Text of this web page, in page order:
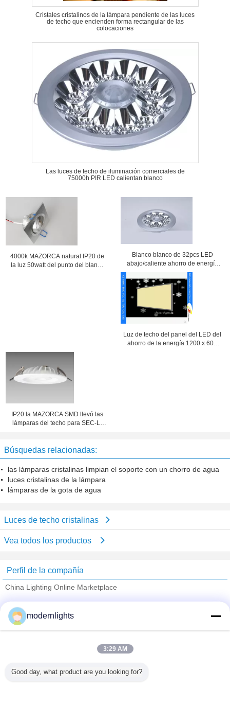
Cristales cristalinos de la lámpara pendiente de las luces
de techo que encienden forma rectangular de las
colocaciones
Las luces de techo de iluminación comerciales de
75000h PIR LED calientan blanco
4000k MAZORCA natural IP20 de
la luz 50watt del punto del blanco
Blanco blanco de 32pcs LED
abajo/caliente ahorro de energía
ligero residencial
Luz de techo del panel del LED del
ahorro de la energía 1200 x 600
IP20 la MAZORCA SMD llevó las
lámparas del techo para SEC-L-
Búsquedas relacionadas:
las lámparas cristalinas limpian el soporte con un chorro de agua
luces cristalinas de la lámpara
lámparas de la gota de agua
Luces de techo cristalinas
Vea todos los productos
Perfil de la compañía
China Lighting Online Marketplace
Trust Seal
Verified Suplier
Todos los productos
modernlights
3:29 AM
Good day, what product are you looking for?